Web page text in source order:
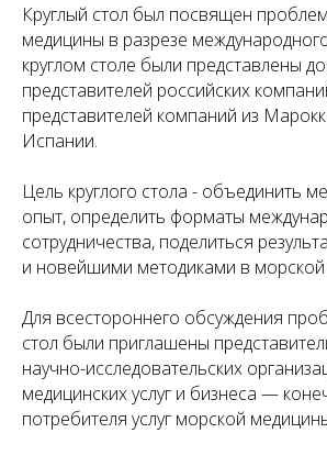
Круглый стол был посвящен
медицины в разрезе
круглом столе были представлены
представителей российских
представителей компаний из
Испании.
Цель круглого стола - объединить
опыт, определить форматы
сотрудничества, поделиться
и новейшими методиками в
Для всестороннего обсуждения
стол были приглашены
научно-исследовательских
медицинских услуг и бизнеса —
потребителя услуг морской